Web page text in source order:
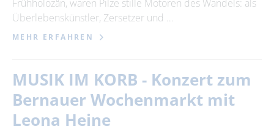
Frühholozän, waren Pilze stille Motoren des Wandels: als
Überlebenskünstler, Zersetzer und …
MEHR ERFAHREN
MUSIK IM KORB - Konzert zum
Bernauer Wochenmarkt mit
Leona Heine